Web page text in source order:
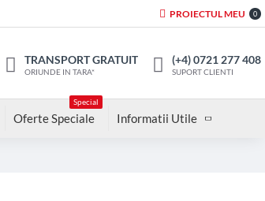
PROIECTUL MEU 0
TRANSPORT GRATUIT
ORIUNDE IN TARA*
(+4) 0721 277 408
SUPORT CLIENTI
Oferte Speciale
Special
Informatii Utile